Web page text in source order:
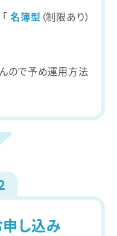
「名簿型 （制限あり）
ので予め運用方法
し込み